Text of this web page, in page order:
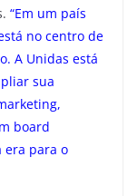
“Em um país
no centro de
A Unidas está
sua
board
era para o